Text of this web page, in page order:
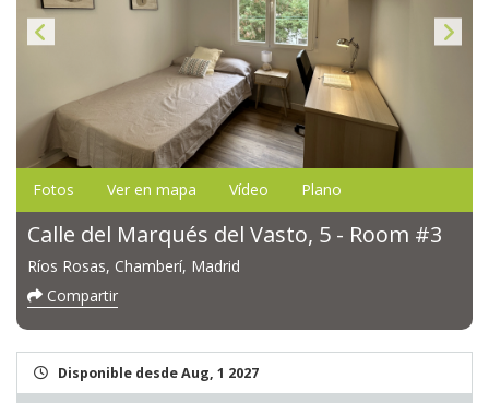
Fotos Ver en mapa Vídeo Plano
Calle del Marqués del Vasto, 5 - Room #3
Ríos Rosas, Chamberí, Madrid
Compartir
Disponible desde Aug, 1 2027